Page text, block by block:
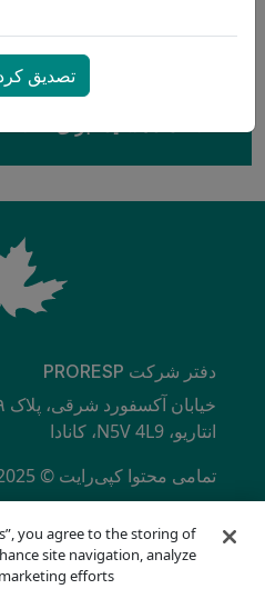
دفتر شرکت PRORESP
انتاریو، N5V 4L9، کانادا
تمامی محتوا کپی‌رایت © ProResp Inc. 2025
MENU
سیاست
خط
تصدیق
you agree to the storing of
site navigation, analyze
efforts.